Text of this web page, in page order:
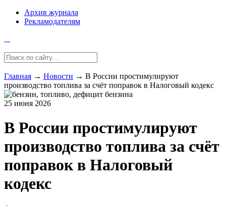
Архив журнала
Рекламодателям
Главная → Новости → В России простимулируют
производство топлива за счёт поправок в Налоговый кодекс
25 июня 2026
В России простимулируют
производство топлива за счёт
поправок в Налоговый
кодекс